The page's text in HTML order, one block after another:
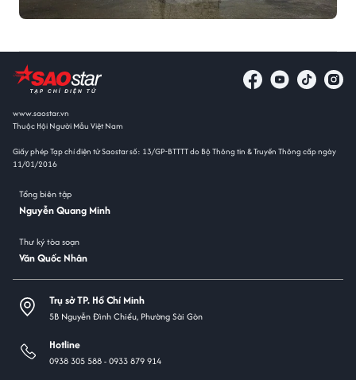
www.saostar.vn
Thuộc Hội Người Mẫu Việt Nam
Giấy phép Tạp chí điện tử Saostar số: 13/GP-BTTTT do Bộ Thông tin & Truyền Thông cấp ngày
11/01/2016
Tổng biên tập
Nguyễn Quang Minh
Thư ký tòa soạn
Văn Quốc Nhân
Trụ sở TP. Hồ Chí Minh
5B Nguyễn Đình Chiểu, Phường Sài Gòn
Hotline
0938 305 588 -0933 879 914